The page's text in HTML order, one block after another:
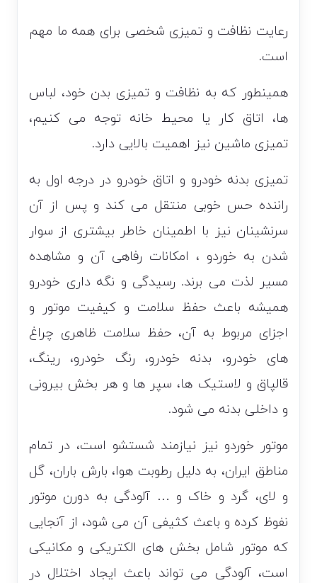
رعایت نظافت و تمیزی شخصی برای همه ما مهم
است.
همینطور که به نظافت و تمیزی بدن خود، لباس
ها، اتاق کار یا محیط خانه توجه می کنیم،
تمیزی ماشین نیز اهمیت بالایی دارد.
تمیزی بدنه خودرو و اتاق خودرو در درجه اول به
راننده حس خوبی منتقل می کند و پس از آن
سرنشینان نیز با اطمینان خاطر بیشتری از سوار
شدن به خوردو ، امکانات رفاهی آن و مشاهده
مسیر لذت می برند. رسیدگی و نگه داری خودرو
همیشه باعث حفظ سلامت و کیفیت موتور و
اجزای مربوط به آن، حفظ سلامت ظاهری چراغ
های خودرو، بدنه خودرو، رنگ خودرو، رینگ،
قالپاق و لاستیک ها، سپر ها و هر بخش بیرونی
و داخلی بدنه می شود.
موتور خوردو نیز نیازمند شستشو است، در تمام
مناطق ایران، به دلیل رطوبت هوا، بارش باران، گل
و لای، گرد و خاک و … آلودگی به دورن موتور
نفوظ کرده و باعث کثیفی آن می شود، از آنجایی
که موتور شامل بخش های الکتریکی و مکانیکی
است، آلودگی می تواند باعث ایجاد اختلال در